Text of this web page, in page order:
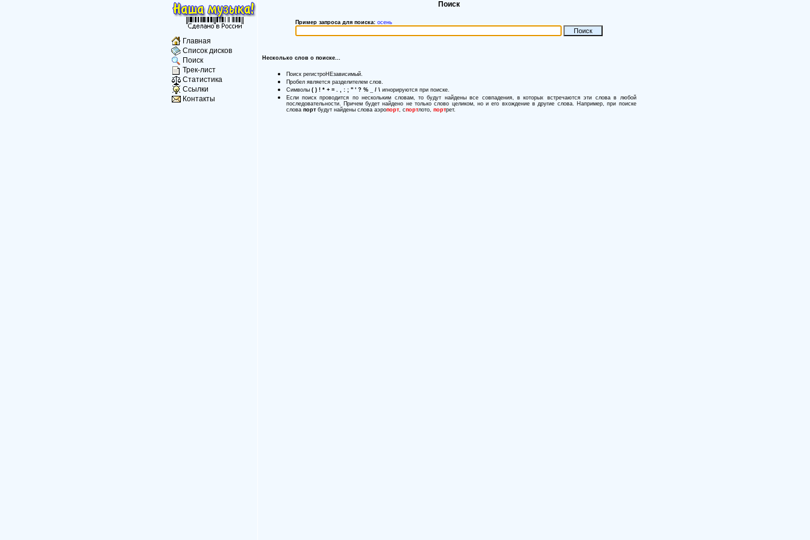
Главная
Список дисков
Поиск
Трек-лист
Статистика
Ссылки
Контакты
Поиск
Пример запроса для поиска: осень
Несколько слов о поиске...
Поиск регистроНЕзависимый.
Пробел является разделителем слов.
Символы ( ) ! * + = . , : ; " ' ? % _ / \игнорируются при поиске.
Если поиск проводится по нескольким словам, то будут найдены все совпадения, в которых встречаются эти слова в любой
последовательности. Причем будет найдено не только слово целиком, но и его вхождение в другие слова. Например, при поиске
слова портбудут найдены слова аэропорт, спортлото, портрет.